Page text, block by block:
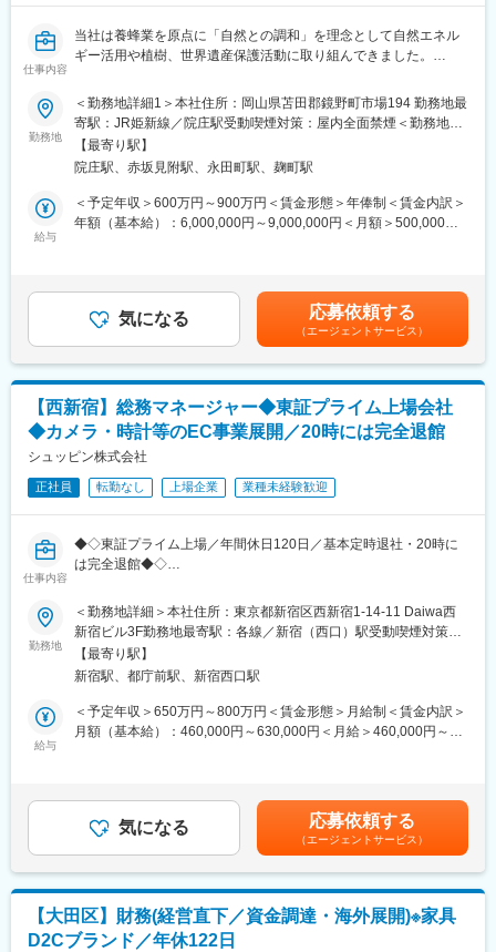
でいます。それは、人が所有する事で大きな価値を持ち、「次の
持ち手が、更なる価値を見出せるモノ」を取り扱っていると信じ
変更の範囲：会社の定める業務
当社オリジナルPBブランド（スキンケア・メイクアップ等）
■組織構成
社員31名の少数精鋭組織。マーケティング部門は多様な経歴のメ
ンバーが在籍しています。
ブランド成長の初期中核メンバーとして裁量を持ち、施策全般に
携わることができます。韓国本社と連携しグローバルブランドの
日本展開を推進する醍醐味があります。
■教育体制
り。
■就業環境
SNSマーケティングスペシャリストやブランドマネージャー、戦
略リーダー等への成長が可能。
■企業の特徴/魅力
韓国で高い認知度を誇るK-Beautyブランドの日本展開を推進。自
身のアイデアがブランド成長に直結するダイナミックな環境で
す。
変更の範囲：会社の定める業務
仕事内容
当社は養蜂業を原点に「自然との調和」を理念として自然エネル
ギー活用や植樹、世界遺産保護活動に取り組んできました。
中、さらなる環境負荷低減を目指し、「（仮称）サステナビリテ
ィ推進室」を新設。当社の理念に共感し、戦略立案から実行まで
を牽引いただく責任者を募集します。
■業務概要
（仮称）サステナビリティ推進室の責任者として、サステナビリ
ティ戦略の策定から実行までを統括頂きます。
業価値向上とブランド力強化に繋げることが最大のミッションで
す。
当社が直面する重要課題である「商品原料の廃棄量削減」「商品
容器包材等の環境配慮・減量」「CO2排出量削減（拠点・物
流）」「ペーパーレス化」「自然保全活動（植樹等）」に基づ
き、活動方針および短期・中長期目標を策定。また社会情勢を適
時捉え、既存方針のアップデートおよび新たな戦略立案を主導
◇目標達成に向けた全社横断活動の牽引、進捗マネジメント
営業・調達・生産・広報等の関連部門に対し、サステナ活動の意
義を浸透させ、推進を後押し、全社一丸となった取り組みを牽引
また、各部門の活動状況を定点的に把握するモニタリング体制を
構築し、ボトルネックの特定および解決に向けた施策立案を主
◇関連部門の活動計画の立案・実行サポート
各部門が立案する活動計画に対し、専門的見地からアドバイザリ
ーを実施し、実行フェーズにおける課題解決をサポート。また、
高度な専門性が必要な領域においては、外部コンサルの選定・デ
「専門知見のハブ」としての役割を担う。
◇企業ブランディング活動の推進
◇「サステナビリティ推進室（仮）」の責任者としての部門マネ
ジメント
初期人数として3～5名（兼任含む）を予定。
変更の範囲：会社の定める業務
勤務地
＜勤務地詳細1＞本社住所：岡山県苫田郡鏡野町市場194 勤務地最
寄駅：JR姫新線／院庄駅受動喫煙対策：屋内全面禁煙＜勤務地詳
細2＞東京事務所住所：東京都千代田区紀尾井町4-1 ニューオータ
ニガーデンコート8階勤務地最寄駅：丸の内・銀座線／赤坂見附駅
【最寄り駅】
院庄駅、赤坂見附駅、永田町駅、麹町駅
給与
＜予定年収＞600万円～900万円＜賃金形態＞年俸制＜賃金内訳＞
年額（基本給）：6,000,000円～9,000,000円＜月額＞500,000円
監督者としての手当有／年俸含む）■昇給：年1回賃金はあくまで
も目安の金額であり、選考を通じて上下する可能性があります。
月給(月額)は固定手当を含めた表記です。
気になる 応募依頼する
（エージェントサービス）
【西新宿】総務マネージャー◆東証プライム上場会社
◆カメラ・時計等のEC事業展開／20時には完全退館
シュッピン株式会社
正社員 転勤なし 上場企業 業種未経験歓迎
仕事内容
◆◇東証プライム上場／年間休日120日／基本定時退社・20時に
は完全退館◆◇
総務部メンバーを取りまとめるプレイングマネージャーとして、
下記の総務業務全般の業務管理をお任せします。
■業務詳細：
【総務業務全般】
・株主総会、取締役会事務局
・株式事務
定～実施業務
・消防対応、防災計画の立案、防災備品の管理等
・施設・設備管理（日常管理、固定資産管理、修繕対応全般 等）
・サステナビリティ関連の情報開示
・社内のDX/IT推進
・社内行事の運営等
勤務地
＜勤務地詳細＞本社住所：東京都新宿区西新宿1-14-11 Daiwa西
新宿ビル3F勤務地最寄駅：各線／新宿（西口）駅受動喫煙対策：
屋内全面禁煙変更の範囲：会社の定める事業所
【最寄り駅】
新宿駅、都庁前駅、新宿西口駅
給与
＜予定年収＞650万円～800万円＜賃金形態＞月給制＜賃金内訳＞
月額（基本給）：460,000円～630,000円＜月給＞460,000円～
＋冬季30万円を含みます。（業績に伴いアップ）■昇給：年2回■
賞与年2回2025年度実績：夏（業績賞与）平均1ヵ月分/冬（冬季
賞与）一律約38.6万円賃金はあくまでも目安の金額であり、選考
を通じて上下する可能性があります。月給(月額)は固定手当を含め
た表記です。
気になる 応募依頼する
（エージェントサービス）
【大田区】財務(経営直下／資金調達・海外展開)※家具
D2Cブランド／年休122日